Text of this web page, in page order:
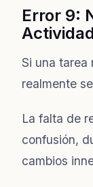
Error 9:
Si una tarea
realmente
La falta de
confusión,
cambios